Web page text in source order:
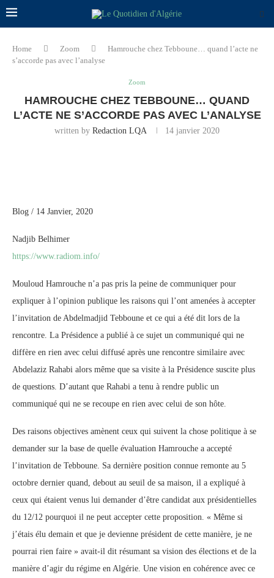
Home Zoom
Hamrouche chez Tebboune… quand l’acte ne
s’accorde pas avec l’analyse
Zoom
HAMROUCHE CHEZ TEBBOUNE… QUAND
L’ACTE NE S’ACCORDE PAS AVEC L’ANALYSE
written by Redaction LQA 14 janvier 2020
Blog / 14 Janvier, 2020
Nadjib Belhimer
https://www.radiom.info/
Mouloud Hamrouche n’a pas pris la peine de communiquer pour
expliquer à l’opinion publique les raisons qui l’ont amenées à accepter
l’invitation de Abdelmadjid Tebboune et ce qui a été dit lors de la
rencontre. La Présidence a publié à ce sujet un communiqué qui ne
diffère en rien avec celui diffusé après une rencontre similaire avec
Abdelaziz Rahabi alors même que sa visite à la Présidence suscite plus
de questions. D’autant que Rahabi a tenu à rendre public un
communiqué qui ne se recoupe en rien avec celui de son hôte.
Des raisons objectives amènent ceux qui suivent la chose politique à se
demander sur la base de quelle évaluation Hamrouche a accepté
l’invitation de Tebboune. Sa dernière position connue remonte au 5
octobre dernier quand, debout au seuil de sa maison, il a expliqué à
ceux qui étaient venus lui demander d’être candidat aux présidentielles
du 12/12 pourquoi il ne peut accepter cette proposition. « Même si
j’étais élu demain et que je devienne président de cette manière, je ne
pourrai rien faire » avait-il dit résumant sa vision des élections et de la
manière d’agir du régime en Algérie. Une vision en cohérence avec ce